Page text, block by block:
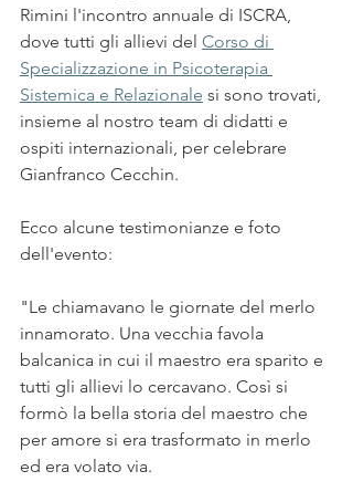
Rimini l'incontro annuale di ISCRA,
dove tutti gli allievi del Corso di
Specializzazione in Psicoterapia
Sistemica e Relazionale si sono trovati,
insieme al nostro team di didatti e
ospiti internazionali, per celebrare
Gianfranco Cecchin.
Ecco alcune testimonianze e foto
dell'evento:
"Le chiamavano le giornate del merlo
innamorato. Una vecchia favola
balcanica in cui il maestro era sparito e
tutti gli allievi lo cercavano. Così si
formò la bella storia del maestro che
per amore si era trasformato in merlo
ed era volato via.